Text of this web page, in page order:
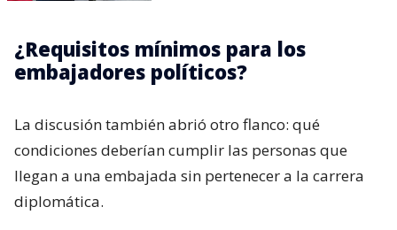
¿Requisitos mínimos para los
embajadores políticos?
La discusión también abrió otro flanco: qué
condiciones deberían cumplir las personas que
llegan a una embajada sin pertenecer a la carrera
diplomática.